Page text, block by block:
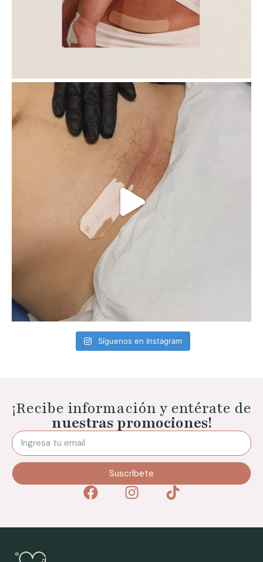
Síguenos en Instagram
¡Recibe información y entérate de
nuestras promociones!
Suscríbete